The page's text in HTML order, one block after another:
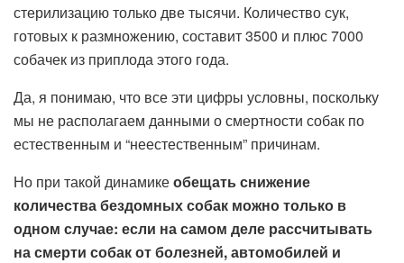
стерилизацию только две тысячи. Количество сук,
готовых к размножению, составит 3500 и плюс 7000
собачек из приплода этого года.
Да, я понимаю, что все эти цифры условны, поскольку
мы не располагаем данными о смертности собак по
естественным и “неестественным” причинам.
Но при такой динамикеобещать снижение
количества бездомных собак можно только в
одном случае: если на самом деле рассчитывать
на смерти собак от болезней, автомобилей и